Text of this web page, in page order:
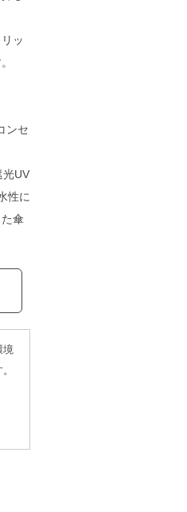
ッ
ンセ
光UV
性に
傘
境